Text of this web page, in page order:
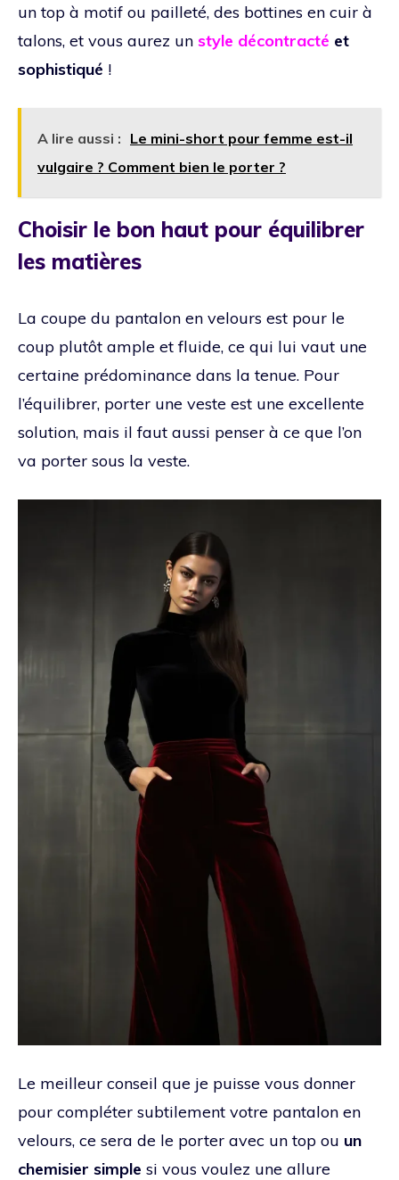
un top à motif ou pailleté, des bottines en cuir à
talons, et vous aurez un style décontracté et
sophistiqué !
A lire aussi : Le mini-short pour femme est-il
vulgaire ? Comment bien le porter ?
Choisir le bon haut pour équilibrer
les matières
La coupe du pantalon en velours est pour le
coup plutôt ample et fluide, ce qui lui vaut une
certaine prédominance dans la tenue. Pour
l’équilibrer, porter une veste est une excellente
solution, mais il faut aussi penser à ce que l’on
va porter sous la veste.
Le meilleur conseil que je puisse vous donner
pour compléter subtilement votre pantalon en
velours, ce sera de le porter avec un top ou un
chemisier simple si vous voulez une allure